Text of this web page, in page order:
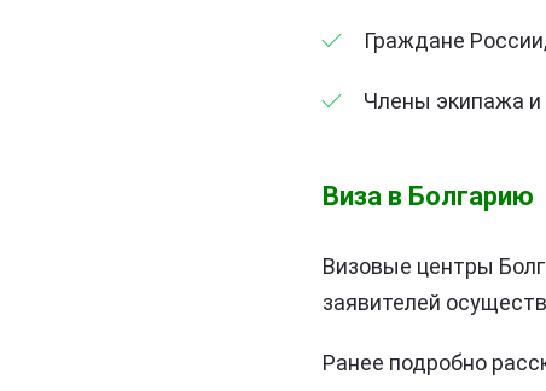
Граждане
Члены экипажа и
Виза в Болгарию
Визовые центры
заявителей
Ранее подробно